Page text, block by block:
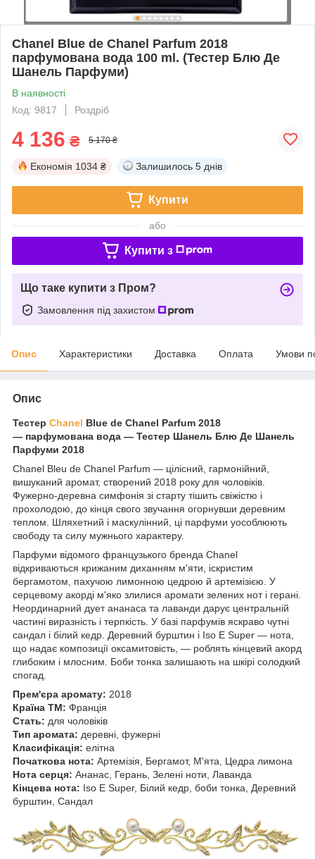
Chanel Blue de Chanel Parfum 2018
парфумована вода 100 ml. (Тестер Блю Де
Шанель Парфуми)
В наявності
Код: 9817
Роздріб
4 136 ₴ 5 170 ₴
Економія 1034 ₴ Залишилось 5 днів
Купити
або
Купити з
Що таке купити з Пром?
Замовлення під захистом
Опис Характеристики Доставка Оплата Умови
Опис
Тестер Chanel Blue de Chanel Parfum 2018
― парфумована вода — Тестер Шанель Блю Де Шанель
Парфуми 2018
Chanel Bleu de Chanel Parfum — цілісний, гармонійний,
вишуканий аромат, створений 2018 року для чоловіків.
Фужерно-деревна симфонія зі старту тішить свіжістю і
прохолодою, до кінця свого звучання огорнувши деревним
теплом. Шляхетний і маскулінний, ці парфуми уособлюють
свободу та силу мужнього характеру.
Парфуми відомого французького бренда Chanel
відкриваються крижаним диханням м'яти, іскристим
бергамотом, пахучою лимонною цедрою й артемізією. У
серцевому акорді м'яко злилися аромати зелених нот і герані.
Неординарний дует ананаса та лаванди дарує центральній
частині виразність і терпкість. У базі парфумів яскраво чутні
сандал і білий кедр. Деревний бурштин і Iso E Super — нота,
що надає композиції оксамитовість, — роблять кінцевий акорд
глибоким і млосним. Боби тонка залишають на шкірі солодкий
спогад.
Прем'єра аромату: 2018
Країна ТМ: Франція
Стать: для чоловіків
Тип аромата: деревні, фужерні
Класифікація: елітна
Початкова нота: Артемізія, Бергамот, М'ята, Цедра лимона
Нота серця: Ананас, Герань, Зелені ноти, Лаванда
Кінцева нота: Iso E Super, Білий кедр, боби тонка, Деревний
бурштин, Сандал